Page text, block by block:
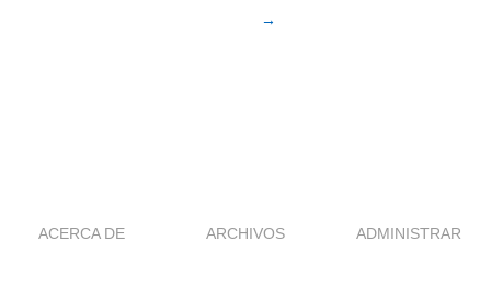
→
ACERCA DE ARCHIVOS ADMINISTRAR